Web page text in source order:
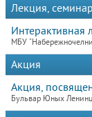
Лекция, семинар
Интерактивная
МБУ
Акция
Акция,
Бульвар Юных